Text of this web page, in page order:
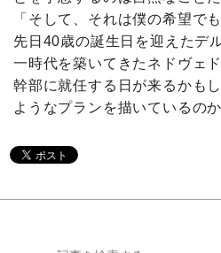
「そして、それは僕の希望で
先日40歳の誕生日を迎えたデ
一時代を築いてきたネドヴェ
幹部に就任する日が来るかも
ようなプランを描いているの